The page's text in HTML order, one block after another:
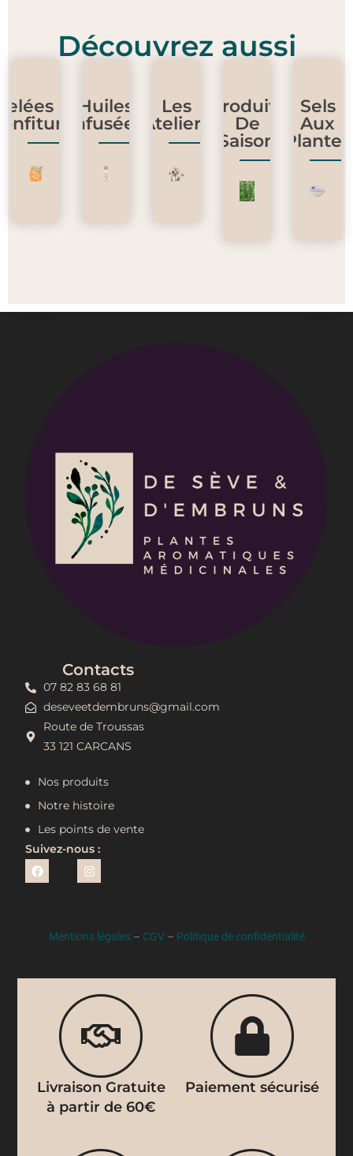
Découvrez aussi
Et
Huiles
Infusées
Les
Ateliers
Produits
De
Saison
Sels
Aux
Plantes
Contacts
07 82 83 68 81
deseveetdembruns@gmail.com
Route de Troussas
33 121 CARCANS
Nos produits
Notre histoire
Les points de vente
Suivez-nous :
Mentions légales– CGV– Politique de confidentialité
Livraison Gratuite
à partir de 60€
Paiement sécurisé